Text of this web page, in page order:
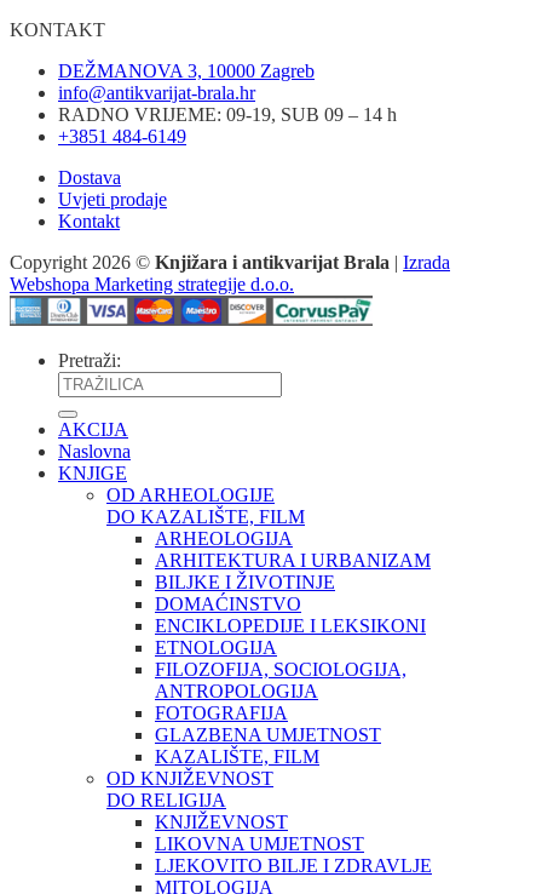
KONTAKT
DEŽMANOVA 3, 10000 Zagreb
info@antikvarijat-brala.hr
RADNO VRIJEME: 09-19, SUB 09 – 14 h
+3851 484-6149
Dostava
Uvjeti prodaje
Kontakt
Copyright 2026 © Knjižara i antikvarijat Brala | Izrada
Webshopa Marketing strategije d.o.o.
Pretraži:
AKCIJA
Naslovna
KNJIGE
OD ARHEOLOGIJE
DO KAZALIŠTE, FILM
ARHEOLOGIJA
ARHITEKTURA I URBANIZAM
BILJKE I ŽIVOTINJE
DOMAĆINSTVO
ENCIKLOPEDIJE I LEKSIKONI
ETNOLOGIJA
FILOZOFIJA, SOCIOLOGIJA,
ANTROPOLOGIJA
FOTOGRAFIJA
GLAZBENA UMJETNOST
KAZALIŠTE, FILM
OD KNJIŽEVNOST
DO RELIGIJA
KNJIŽEVNOST
LIKOVNA UMJETNOST
LJEKOVITO BILJE I ZDRAVLJE
MITOLOGIJA